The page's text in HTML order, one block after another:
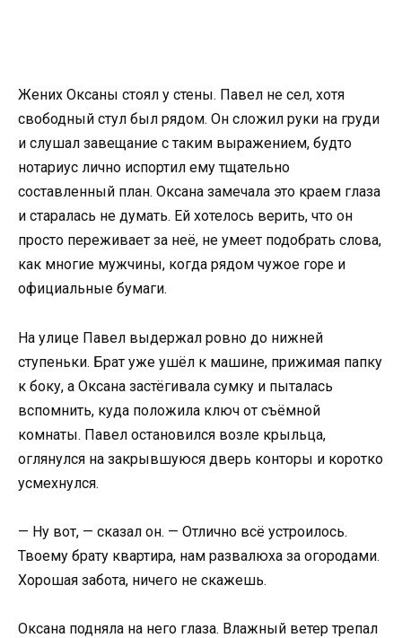
Жених Оксаны стоял у стены. Павел не сел, хотя
свободный стул был рядом. Он сложил руки на груди
и слушал завещание с таким выражением, будто
нотариус лично испортил ему тщательно
составленный план. Оксана замечала это краем глаза
и старалась не думать. Ей хотелось верить, что он
просто переживает за неё, не умеет подобрать слова,
как многие мужчины, когда рядом чужое горе и
официальные бумаги.
На улице Павел выдержал ровно до нижней
ступеньки. Брат уже ушёл к машине, прижимая папку
к боку, а Оксана застёгивала сумку и пыталась
вспомнить, куда положила ключ от съёмной
комнаты. Павел остановился возле крыльца,
оглянулся на закрывшуюся дверь конторы и коротко
усмехнулся.
— Ну вот, — сказал он. — Отлично всё устроилось.
Твоему брату квартира, нам развалюха за огородами.
Хорошая забота, ничего не скажешь.
Оксана подняла на него глаза. Влажный ветер трепал